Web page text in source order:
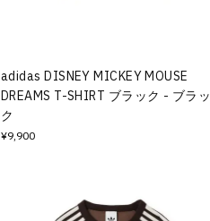
adidas DISNEY MICKEY MOUSE
DREAMS T-SHIRT ブラック - ブラッ
ク
¥9,900